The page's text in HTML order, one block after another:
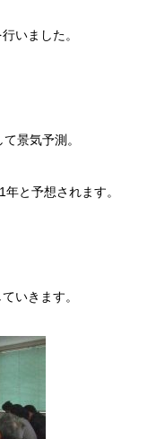
いました。
景気予測。
と予想されます。
いきます。